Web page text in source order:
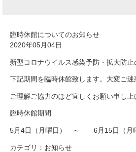
臨時休館についてのお知らせ
2020年05月04日
新型コロナウイルス感染予防・拡大防止
下記期間を臨時休館致します。大変ご迷
ご理解ご協力のほど宜しくお願い申し上
臨時休館期間
5月4日（月曜日） ～ 6月15日（月
カテゴリ： お知らせ